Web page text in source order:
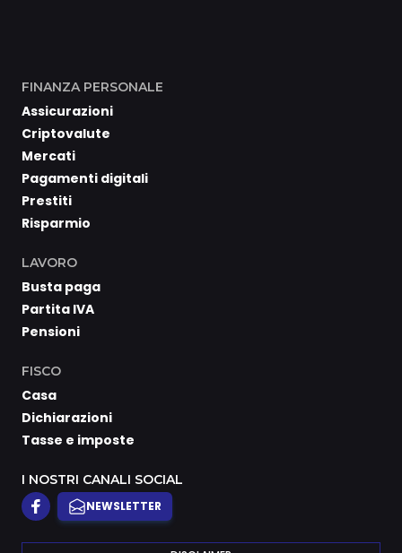
FINANZA PERSONALE
Assicurazioni
Criptovalute
Mercati
Pagamenti digitali
Prestiti
Risparmio
LAVORO
Busta paga
Partita IVA
Pensioni
FISCO
Casa
Dichiarazioni
Tasse e imposte
I NOSTRI CANALI SOCIAL
NEWSLETTER